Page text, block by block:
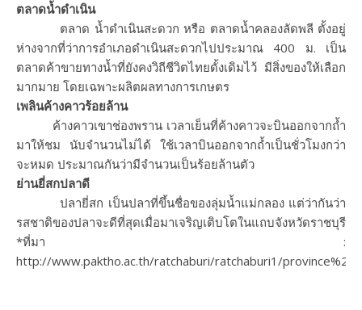
ตลาดน้ำดำเนิน
ตลาด น้ำดำเนินสะดวก หรือ ตลาดน้ำคลองลัดพลี ตั้งอยู่
ห่างจากที่ว่าการอำเภอดำเนินสะดวกไปประมาณ 400 ม. เป็น
ตลาดค้าขายทางน้ำที่ยังคงวิถีชีวิตไทยดั้งเดิมไว้ มีสิ่งของให้เลือก
มากมาย โดยเฉพาะผลิตผลทางการเกษตร
เพลินค้างคาวร้อยล้าน
ค้างคาวเขาช่องพราน เวลาเย็นที่ค้างคาวจะบินออกจากถ้ำ
มาให้ชม นับจำนวนไม่ได้ ใช้เวลาบินออกจากถ้ำเป็นชั่วโมงกว่า
จะหมด ประมาณกันว่ามีจำนวนเป็นร้อยล้านตัว
ย่านยี่สกปลาดี
ปลายี่สก เป็นปลาที่ขึ้นชื่อของลุ่มน้ำแม่กลอง แต่ว่ากันว่า
รสชาติของปลาจะดีที่สุดเมื่อมาเจริญเติบโตในแถบจังหวัดราชบุรี
*ที่มา :
http://www.paktho.ac.th/ratchaburi/ratchaburi1/